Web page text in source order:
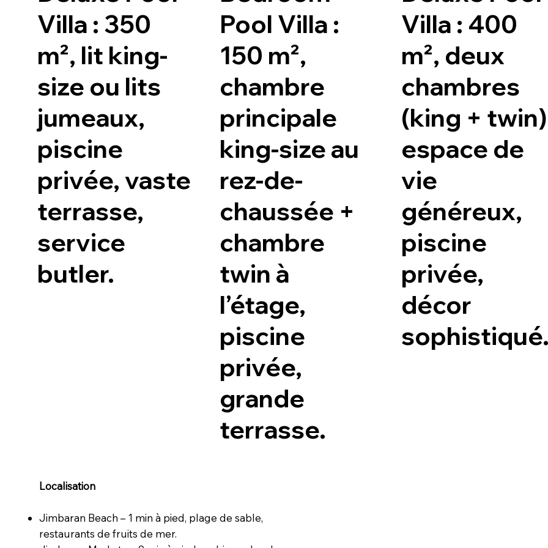
Villa : 350
m², lit king-
size ou lits
jumeaux,
piscine
privée, vaste
terrasse,
service
butler.
Pool Villa :
150 m²,
chambre
principale
king-size au
rez-de-
chaussée +
chambre
twin à
l’étage,
piscine
privée,
grande
terrasse.
Villa : 400
m², deux
chambres
(king +
espace de
vie
généreux,
piscine
privée,
décor
Localisation
Jimbaran Beach – 1 min à pied, plage de sable,
restaurants de fruits de mer.